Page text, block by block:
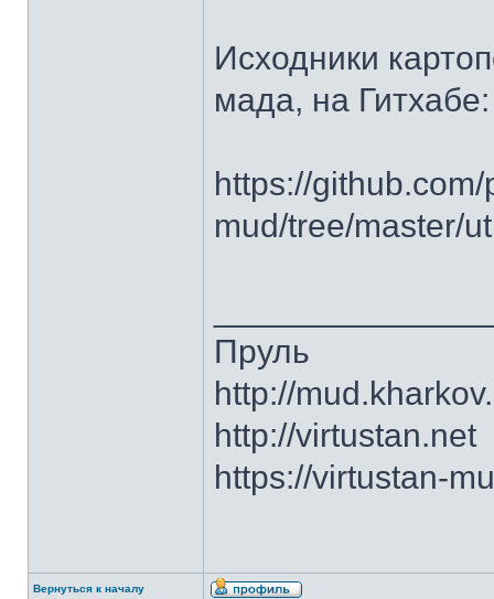
Исходники
мада, на Гитхабе:
https://
mud/tree/master/
Пруль
http://
http://virtustan.net
https://virtustan-
Вернуться к началу